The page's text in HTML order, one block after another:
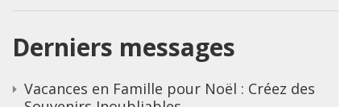
Derniers messages
Vacances en Famille pour Noël : Créez des